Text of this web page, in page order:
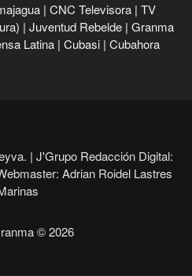
| CNC Televisora | TV
| Juventud Rebelde | Granma
Latina | Cubasi | Cubahora
| J'Grupo Redacción Digital:
Adrian Roidel Lastres
© 2026